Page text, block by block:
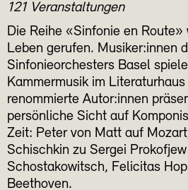
121 Veranstaltungen
Die Reihe «Sinfonie en Route»
Leben gerufen. Musiker:innen
Sinfonieorchesters Basel
Kammermusik im
renommierte Autor:innen
persönliche Sicht auf
Zeit: Peter von Matt auf
Schischkin zu Sergei
Schostakowitsch, Felicitas
Beethoven.